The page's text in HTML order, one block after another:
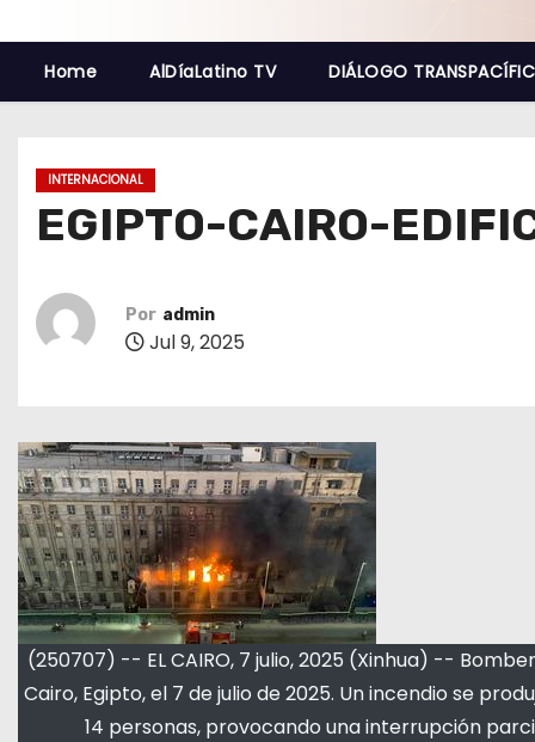
Home AlDíaLatino TV DIÁLOGO
INTERNACIONAL
EGIPTO-CAIRO-
Por admin
Jul 9, 2025
(250707) -- EL CAIRO, 7 julio, 2025 (Xinhua) --
Cairo, Egipto, el 7 de julio de 2025. Un incendio se
14 personas, provocando una interrupción